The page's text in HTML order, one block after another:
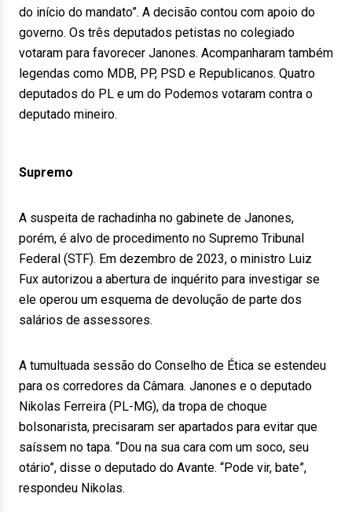
do início do mandato”. A decisão contou com apoio do
governo. Os três deputados petistas no colegiado
votaram para favorecer Janones. Acompanharam também
legendas como MDB, PP, PSD e Republicanos. Quatro
deputados do PL e um do Podemos votaram contra o
deputado mineiro.
Supremo
A suspeita de rachadinha no gabinete de Janones,
porém, é alvo de procedimento no Supremo Tribunal
Federal (STF). Em dezembro de 2023, o ministro Luiz
Fux autorizou a abertura de inquérito para investigar se
ele operou um esquema de devolução de parte dos
salários de assessores.
A tumultuada sessão do Conselho de Ética se estendeu
para os corredores da Câmara. Janones e o deputado
Nikolas Ferreira (PL-MG), da tropa de choque
bolsonarista, precisaram ser apartados para evitar que
saíssem no tapa. “Dou na sua cara com um soco, seu
otário”, disse o deputado do Avante. “Pode vir, bate”,
respondeu Nikolas.